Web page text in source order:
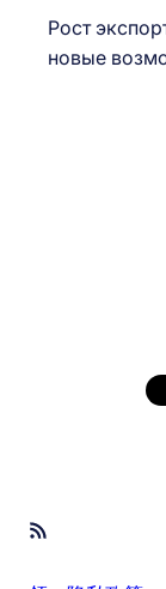
Рост
новые
RSS Feed